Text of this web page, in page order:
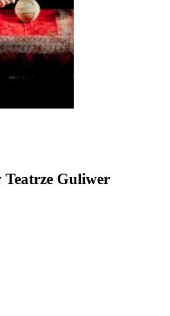
Guliwer